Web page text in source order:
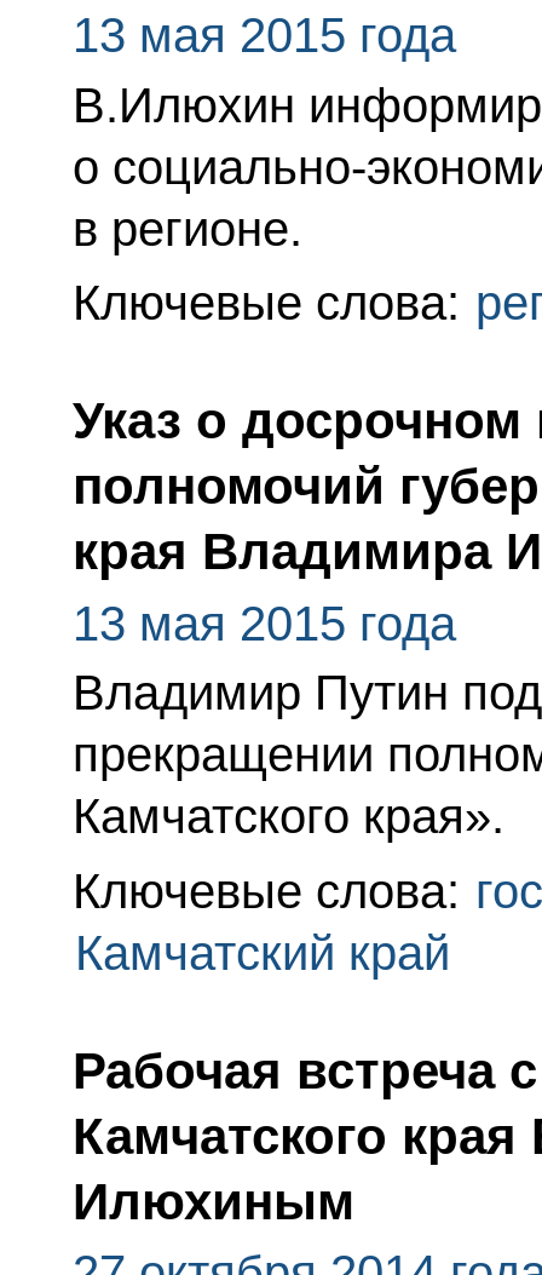
13 мая 2015 года
В.Илюхин
о социально-
в регионе.
Ключевые слова:
Указ о
полномочий
края Владимира
13 мая 2015 года
Владимир Путин
прекращении
Камчатского края».
Ключевые слова:
Камчатский край
Рабочая встреча
Камчатского
Илюхиным